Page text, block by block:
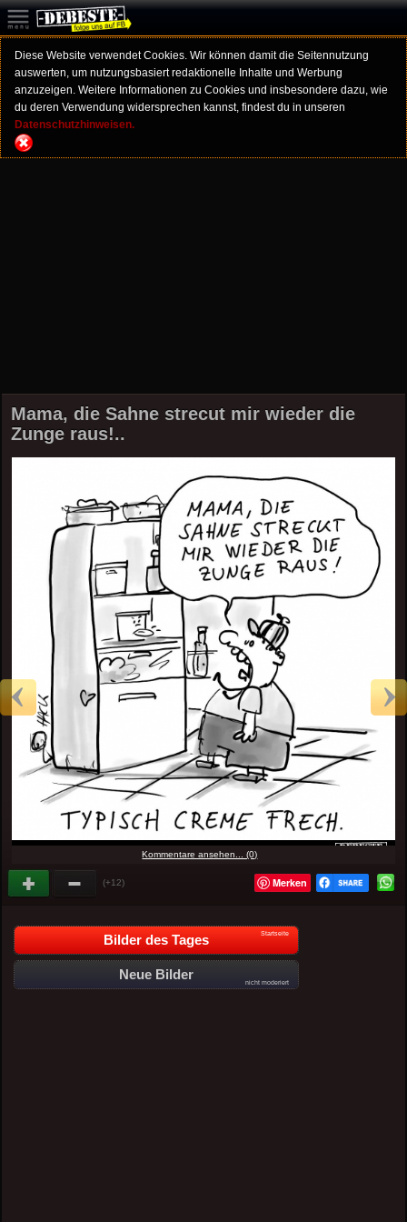
Diese Website verwendet Cookies. Wir können damit die Seitennutzung
auswerten, um nutzungsbasiert redaktionelle Inhalte und Werbung
anzuzeigen. Weitere Informationen zu Cookies und insbesondere dazu, wie
du deren Verwendung widersprechen kannst, findest du in unseren
Datenschutzhinweisen.
Mama, die Sahne strecut mir wieder die
Zunge raus!..
Kommentare ansehen... (0)
(+12) Merken
Bilder des Tages Startseite
Neue Bilder
nicht moderiert